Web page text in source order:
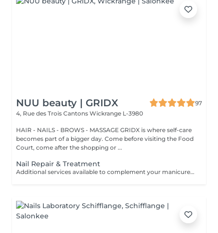
NUU beauty | GRIDX
97
4, Rue des Trois Cantons Wickrange L-3980
HAIR - NAILS - BROWS - MASSAGE GRIDX is where self-care
becomes part of a bigger day. Come before visiting the Food
Court, come after the shopping or ...
Nail Repair & Treatment
Additional services available to complement your manicure or as standalone treatments. Nail Repair per nail (during service) Minor repair of a single nail (small crack, local damage or broken nail). This option can be added multiple times if more than one nail requires repair. Charged at 3€ per nail for Manicure with Gel Polish services. Nail Repair per nail (walk-in) Repair of one nail without manicure or polish application. Suitable for clients booking a repair only. Onycholysis Treatment per nail Targeted care for nails affected by onycholysis. Performed without polish to support healthy nail recovery. IBX Nail Repair System Professional nail treatment designed to strengthen and restore natural nails. Can be booked alone or combined with gel removal for deeper repair. Gel Polish Removal Gentle and careful removal of gel polish.